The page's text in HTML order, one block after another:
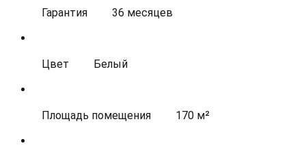
Гарантия 36 месяцев
Цвет Белый
Площадь помещения 170 м²